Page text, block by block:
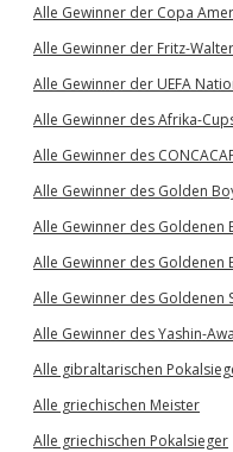
Alle Gewinner der Copa
Alle Gewinner der Fritz-
Alle Gewinner der UEFA
Alle Gewinner des Afrika-
Alle Gewinner des
Alle Gewinner des Golden
Alle Gewinner des Goldenen
Alle Gewinner des Goldenen
Alle Gewinner des Goldenen
Alle Gewinner des Yashin-
Alle gibraltarischen
Alle griechischen Meister
Alle griechischen Pokalsieger